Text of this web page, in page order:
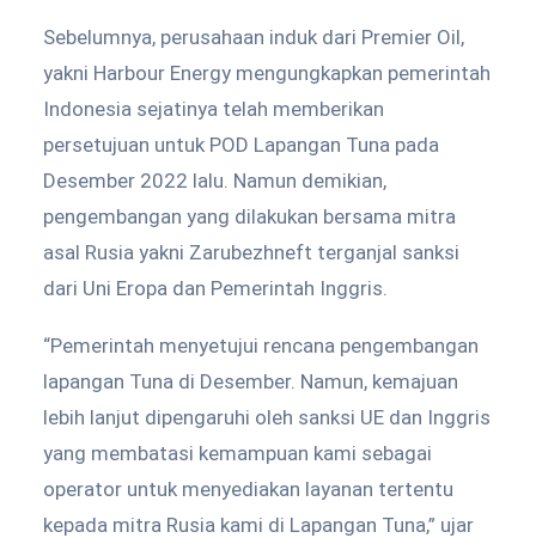
Sebelumnya, perusahaan induk dari Premier Oil,
yakni Harbour Energy mengungkapkan pemerintah
Indonesia sejatinya telah memberikan
persetujuan untuk POD Lapangan Tuna pada
Desember 2022 lalu. Namun demikian,
pengembangan yang dilakukan bersama mitra
asal Rusia yakni Zarubezhneft terganjal sanksi
dari Uni Eropa dan Pemerintah Inggris.
“Pemerintah menyetujui rencana pengembangan
lapangan Tuna di Desember. Namun, kemajuan
lebih lanjut dipengaruhi oleh sanksi UE dan Inggris
yang membatasi kemampuan kami sebagai
operator untuk menyediakan layanan tertentu
kepada mitra Rusia kami di Lapangan Tuna,” ujar